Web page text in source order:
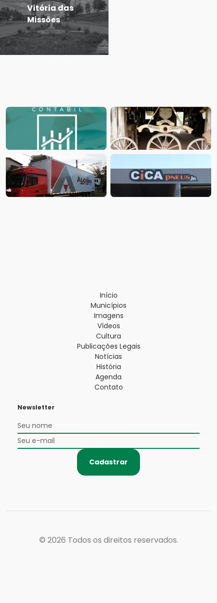
Vitória das
Missões
Início
Municípios
Imagens
Vídeos
Cultura
Publicações Legais
Notícias
História
Agenda
Contato
Newsletter
Cadastrar
© 2026 Todos os direitos reservados.